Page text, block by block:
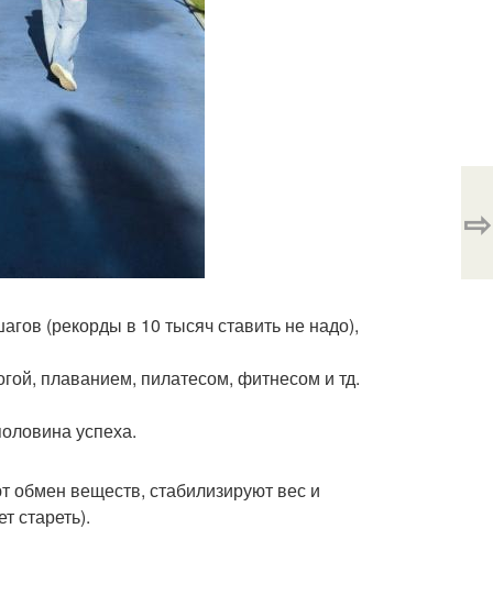
(рекорды в 10 тысяч ставить не надо),
плаванием, пилатесом, фитнесом и тд.
успеха.
веществ, стабилизируют вес и
стареть).
⇨